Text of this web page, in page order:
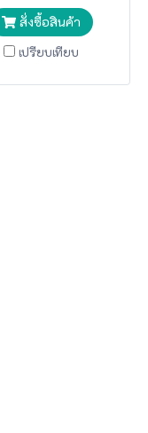
สั่งซื้อสินค้า
เปรียบเทียบ
08